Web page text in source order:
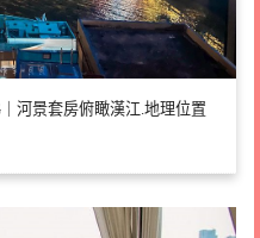
河景套房俯瞰漢江.地理位置